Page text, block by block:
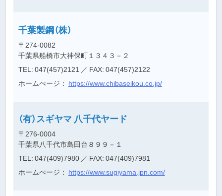
千葉製鋼（株）
〒274-0082
千葉県船橋市大神保町１３４３－２
TEL: 047(457)2121 ／ FAX: 047(457)2122
ホームぺージ： https://www.chibaseikou.co.jp/
（有）スギヤマ 八千代ヤード
〒276-0004
千葉県八千代市島田台８９９－１
TEL: 047(409)7980 ／ FAX: 047(409)7981
ホームぺージ： https://www.sugiyama.jpn.com/